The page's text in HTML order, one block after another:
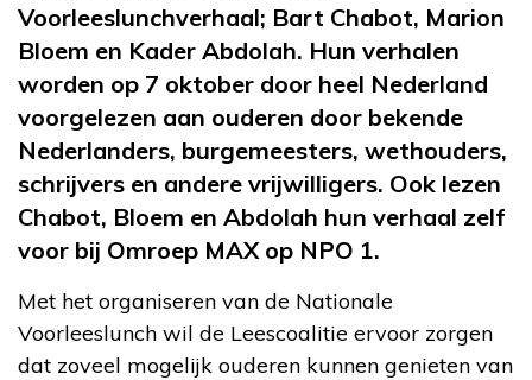
Voorleeslunchverhaal; Bart Chabot, Marion
Bloem en Kader Abdolah. Hun verhalen
worden op 7 oktober door heel Nederland
voorgelezen aan ouderen door bekende
Nederlanders, burgemeesters, wethouders,
schrijvers en andere vrijwilligers. Ook lezen
Chabot, Bloem en Abdolah hun verhaal zelf
voor bij Omroep MAX op NPO 1.
Met het organiseren van de Nationale
Voorleeslunch wil de Leescoalitie ervoor zorgen
dat zoveel mogelijk ouderen kunnen genieten van